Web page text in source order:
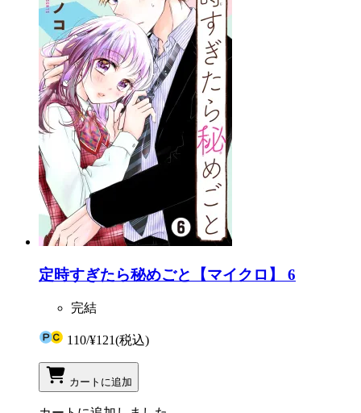
定時すぎたら秘めごと【マイクロ】 6
完結
110/¥121(税込)
カートに追加